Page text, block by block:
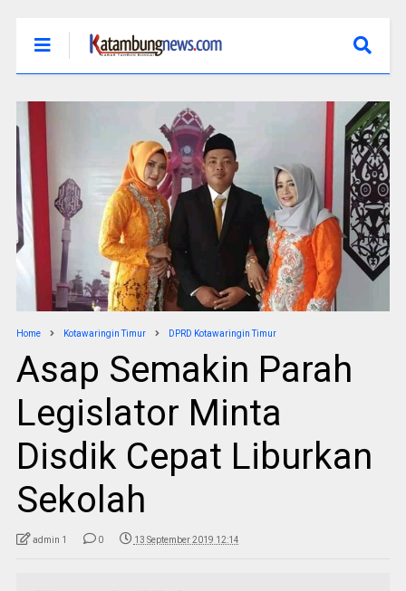
Home Kotawaringin Timur DPRD Kotawaringin Timur
Asap Semakin Parah
Legislator Minta
Disdik Cepat Liburkan
Sekolah
admin 1 0 13 September 2019 12:14